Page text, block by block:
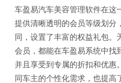
车盈易汽车美容管理软件在这
提供清晰透明的会员等级划分
同，设置了丰富的权益礼包。
会员，都能在车盈易系统中找
并且享受到专属的折扣和优惠
同车主的个性化需求，也提高